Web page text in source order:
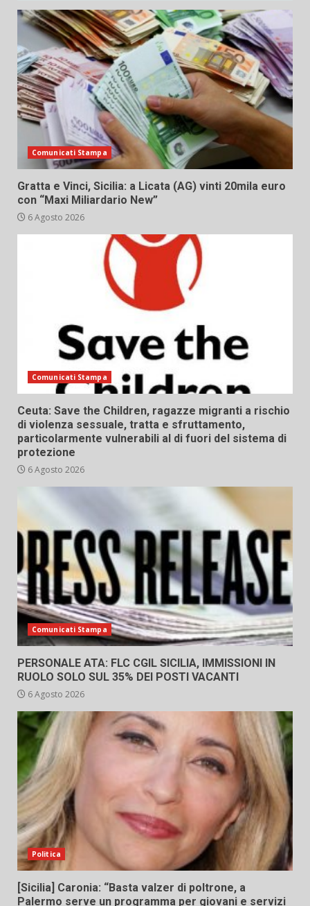
Comunicati Stampa
Gratta e Vinci, Sicilia: a Licata (AG) vinti 20mila euro
con “Maxi Miliardario New”
6 Agosto 2026
Comunicati Stampa
Ceuta: Save the Children, ragazze migranti a rischio
di violenza sessuale, tratta e sfruttamento,
particolarmente vulnerabili al di fuori del sistema di
protezione
6 Agosto 2026
Comunicati Stampa
PERSONALE ATA: FLC CGIL SICILIA, IMMISSIONI IN
RUOLO SOLO SUL 35% DEI POSTI VACANTI
6 Agosto 2026
Politica
[Sicilia] Caronia: “Basta valzer di poltrone, a
Palermo serve un programma per giovani e servizi